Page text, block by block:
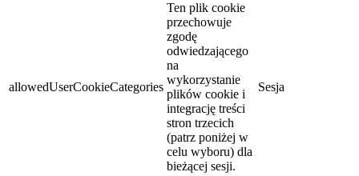
allowedUserCookieCategories
Ten plik cookie
przechowuje
zgodę
odwiedzającego
na
wykorzystanie
plików cookie i
integrację treści
stron trzecich
(patrz poniżej w
celu wyboru) dla
bieżącej sesji.
Sesja